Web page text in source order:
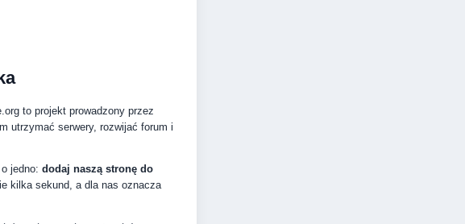
to projekt prowadzony przez
utrzymać serwery, rozwijać forum i
jedno: dodaj naszą stronę do
kilka sekund, a dla nas oznacza